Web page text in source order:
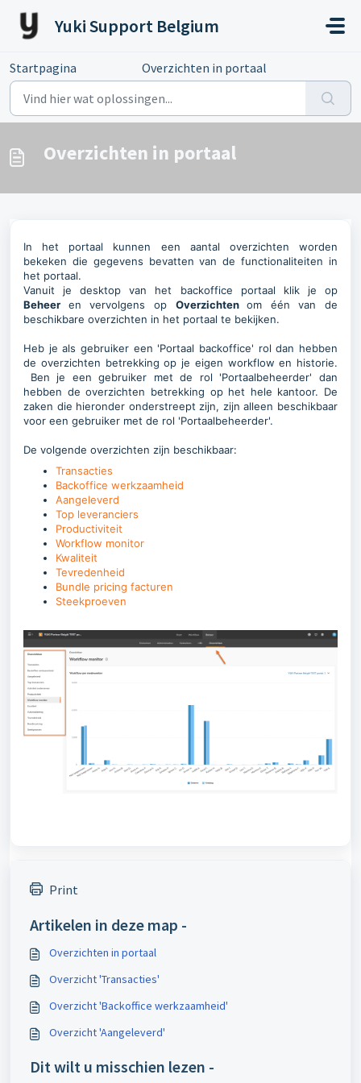
Yuki Support Belgium
Startpagina Overzichten in portaal
Overzichten in portaal
In het portaal kunnen een aantal overzichten worden
bekeken die gegevens bevatten van de functionaliteiten in
het portaal.
Vanuit je desktop van het backoffice portaal klik je op
Beheer en vervolgens op Overzichtenom één van de
beschikbare overzichten in het portaal te bekijken.
Heb je als gebruiker een 'Portaal backoffice' rol dan hebben
de overzichten betrekking op je eigen workflow en historie.
Ben je een gebruiker met de rol 'Portaalbeheerder' dan
hebben de overzichten betrekking op het hele kantoor. De
zaken die hieronder onderstreept zijn, zijn alleen beschikbaar
voor een gebruiker met de rol 'Portaalbeheerder'.
De volgende overzichten zijn beschikbaar:
Transacties
Backoffice werkzaamheid
Aangeleverd
Top leveranciers
Productiviteit
Workflow monitor
Kwaliteit
Tevredenheid
Bundle pricing facturen
Steekproeven
Print
Artikelen in deze map -
Overzichten in portaal
Overzicht 'Transacties'
Overzicht 'Backoffice werkzaamheid'
Overzicht 'Aangeleverd'
Dit wilt u misschien lezen -